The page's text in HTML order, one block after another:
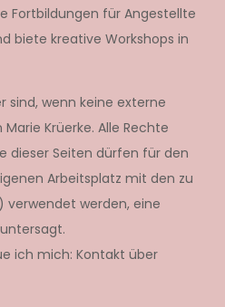
Fortbildungen für Angestellte
biete kreative Workshops in
sind, wenn keine externe
Krüerke. Alle Rechte
dieser Seiten dürfen für den
Arbeitsplatz mit den zu
verwendet werden, eine
ich mich: Kontakt über